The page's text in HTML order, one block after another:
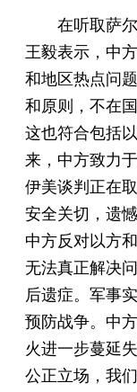
在听取萨
王毅表示，中
和地区热点问
和原则，不在
这也符合包括
来，中方致力
伊美谈判正在
安全关切，遗
中方反对以方
无法真正解决
后遗症。军事
预防战争。中
火进一步蔓延
公正立场，我